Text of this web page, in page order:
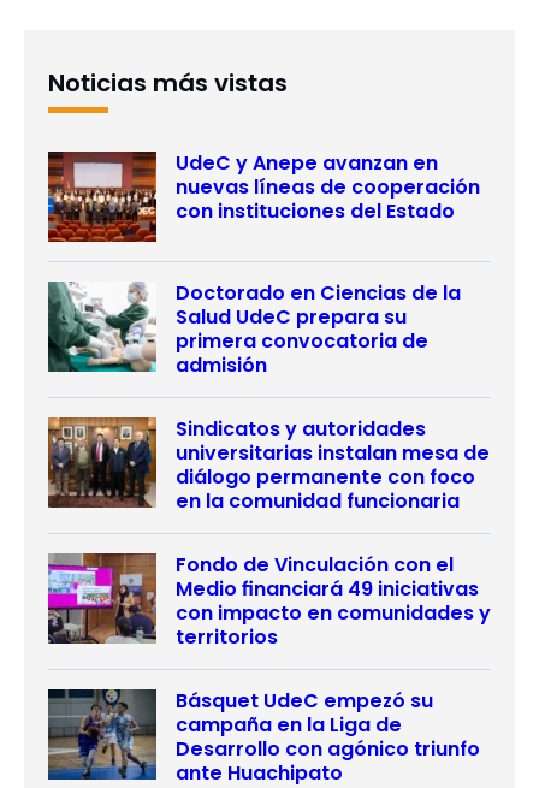
Noticias más vistas
UdeC y Anepe avanzan en
nuevas líneas de cooperación
con instituciones del Estado
Doctorado en Ciencias de la
Salud UdeC prepara su
primera convocatoria de
admisión
Sindicatos y autoridades
universitarias instalan mesa de
diálogo permanente con foco
en la comunidad funcionaria
Fondo de Vinculación con el
Medio financiará 49 iniciativas
con impacto en comunidades y
territorios
Básquet UdeC empezó su
campaña en la Liga de
Desarrollo con agónico triunfo
ante Huachipato